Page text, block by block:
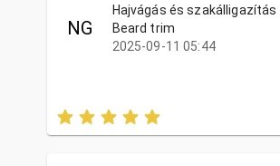
NG
Hajvágás és szakálligazítás
Beard trim
2025-09-11 05:44